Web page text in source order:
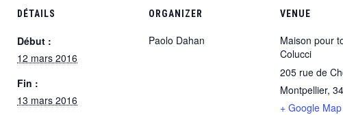
DÉTAILS
Début :
12 mars 2016
Fin :
13 mars 2016
ORGANIZER
Paolo Dahan
VENUE
Maison pour
Colucci
205 rue de
Montpellier,
+ Google Map